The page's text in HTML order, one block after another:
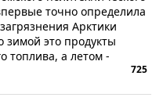
точно определила
Арктики
зимой это продукты
топлива, а летом -
725